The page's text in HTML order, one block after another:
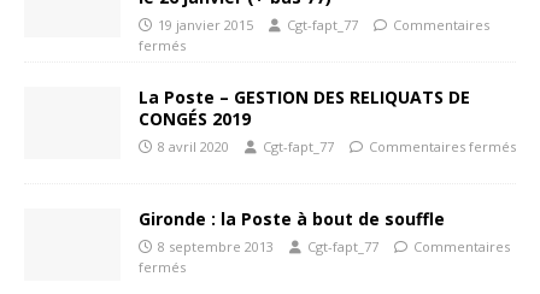
19 janvier 2015 Cgt-fapt_77
Commentaires
fermés
La Poste – GESTION DES RELIQUATS DE
CONGÉS 2019
8 avril 2020 Cgt-fapt_77 Commentaires fermés
Gironde : la Poste à bout de souffle
8 septembre 2013 Cgt-fapt_77
Commentaires
fermés